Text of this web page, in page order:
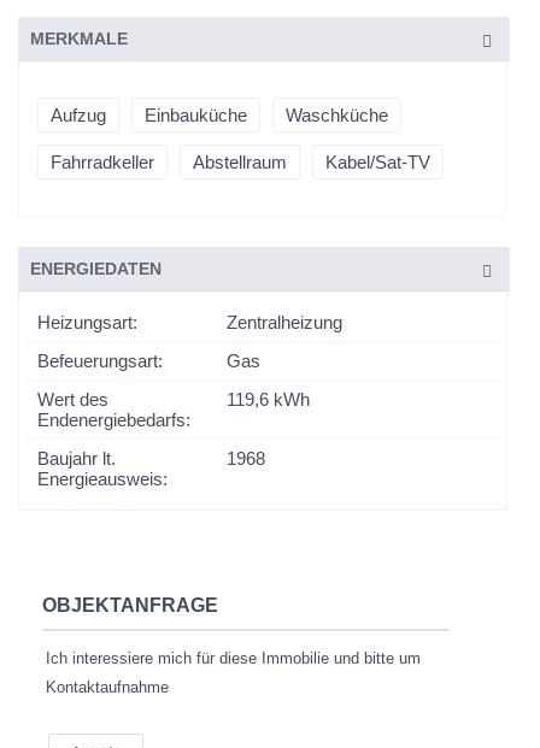
MERKMALE
Aufzug Einbauküche Waschküche
Fahrradkeller Abstellraum Kabel/Sat-TV
ENERGIEDATEN
Heizungsart:
Zentralheizung
Befeuerungsart:
Gas
Wert des
Endenergiebedarfs:
119,6 kWh
Baujahr lt.
Energieausweis:
1968
OBJEKTANFRAGE
Ich interessiere mich für diese Immobilie und bitte um
Kontaktaufnahme